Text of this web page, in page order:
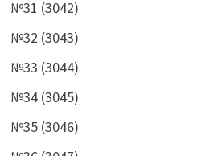
№31 (3042)
№32 (3043)
№33 (3044)
№34 (3045)
№35 (3046)